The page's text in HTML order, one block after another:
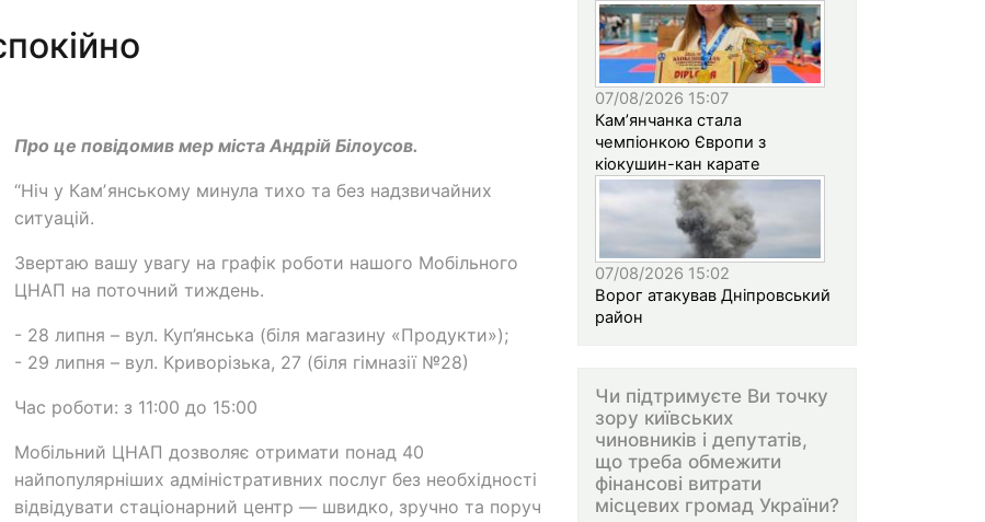
Про це повідомив мер міста Андрій Білоусов.
“Ніч у Камʼянському минула тихо та без надзвичайних
ситуацій.
Звертаю вашу увагу на графік роботи нашого Мобільного
ЦНАП на поточний тиждень.
- 28 липня – вул. Куп’янська (біля магазину «Продукти»);
- 29 липня – вул. Криворізька, 27 (біля гімназії №28)
Час роботи: з 11:00 до 15:00
Мобільний ЦНАП дозволяє отримати понад 40
найпопулярніших адміністративних послуг без необхідності
відвідувати стаціонарний центр — швидко, зручно та поруч
07/08/2026 15:07
Кам’янчанка стала
чемпіонкою Європи з
кіокушин-кан карате
07/08/2026 15:02
Ворог атакував Дніпровський
район
Чи підтримуєте Ви точку
зору київських
чиновників і депутатів,
що треба обмежити
фінансові витрати
місцевих громад України?